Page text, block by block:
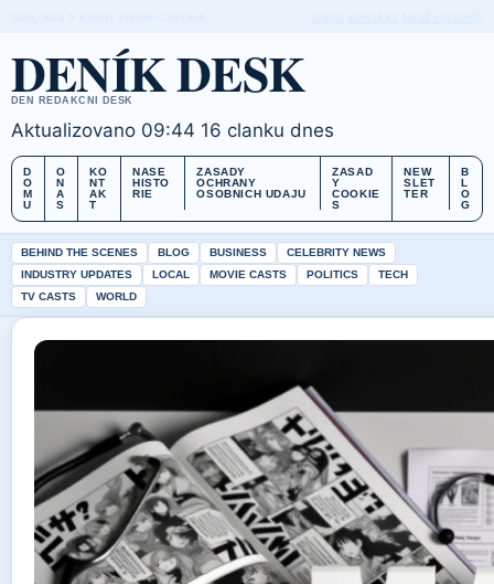
DENÍK DESK
DEN REDAKCNI DESK
Aktualizovano 09:44 16 clanku dnes
D
O
M
U
O
N
A
S
KO
NT
AK
T
NASE
HISTO
RIE
ZASADY
OCHRANY
OSOBNICH UDAJU
ZASAD
Y
COOKIE
S
NEW
SLET
TER
B
L
O
G
BEHIND THE SCENES BLOG BUSINESS
CELEBRITY NEWS
INDUSTRY UPDATES
LOCAL MOVIE CASTS POLITICS
TECH
TV CASTS
WORLD